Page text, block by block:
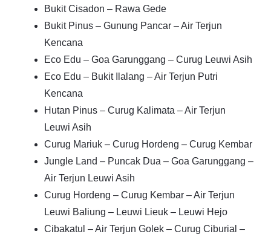
Bukit Cisadon – Rawa Gede
Bukit Pinus – Gunung Pancar – Air Terjun
Kencana
Eco Edu – Goa Garunggang – Curug Leuwi Asih
Eco Edu – Bukit Ilalang – Air Terjun Putri
Kencana
Hutan Pinus – Curug Kalimata – Air Terjun
Leuwi Asih
Curug Mariuk – Curug Hordeng – Curug Kembar
Jungle Land – Puncak Dua – Goa Garunggang –
Air Terjun Leuwi Asih
Curug Hordeng – Curug Kembar – Air Terjun
Leuwi Baliung – Leuwi Lieuk – Leuwi Hejo
Cibakatul – Air Terjun Golek – Curug Ciburial –